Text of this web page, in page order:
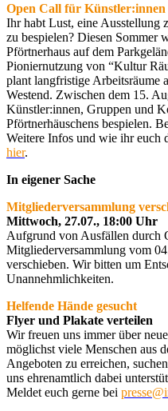
Open Call für Künstler:innen
Ihr habt Lust, eine Ausstellung
zu bespielen? Diesen Sommer
Pförtnerhaus auf dem
Pioniernutzung von “Kultur
plant langfristige Arbeitsräume
Westend. Zwischen dem 15.
Künstler:innen, Gruppen und
Pförtnerhäuschens bespielen.
Weitere Infos und wie ihr euch
hier.
In eigener Sache
Mitgliederversammlung
Mittwoch, 27.07., 18:00 Uhr
Aufgrund von Ausfällen durch
Mitgliederversammlung vom
verschieben. Wir bitten um
Unannehmlichkeiten.
Helfende Hände gesucht
Flyer und Plakate verteilen
Wir freuen uns immer über
möglichst viele Menschen aus
Angeboten zu erreichen,
uns ehrenamtlich dabei
Meldet euch gerne bei